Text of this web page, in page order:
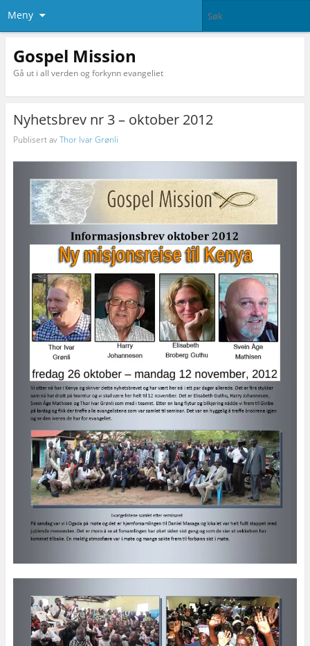
Meny
Gospel Mission
Gå ut i all verden og forkynn evangeliet
Nyhetsbrev nr 3 – oktober 2012
Publisert avThor Ivar Grønli